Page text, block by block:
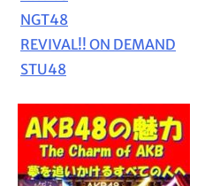
NGT48
REVIVAL!! ON DEMAND
STU48